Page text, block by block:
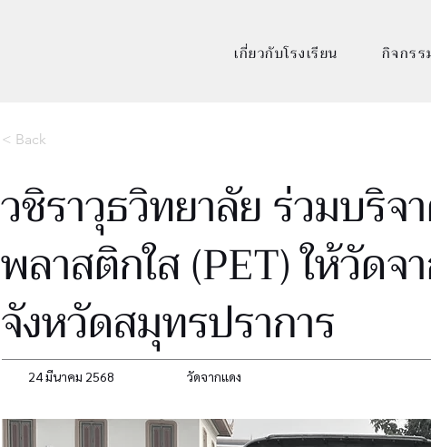
เกี่ยวกับโรงเรียน กิจกรร
< Back
วชิราวุธวิทยาลัย ร่วมบริจ
พลาสติกใส (PET) ให้วัดจ
จังหวัดสมุทรปราการ
24 มีนาคม 2568 วัดจากแดง